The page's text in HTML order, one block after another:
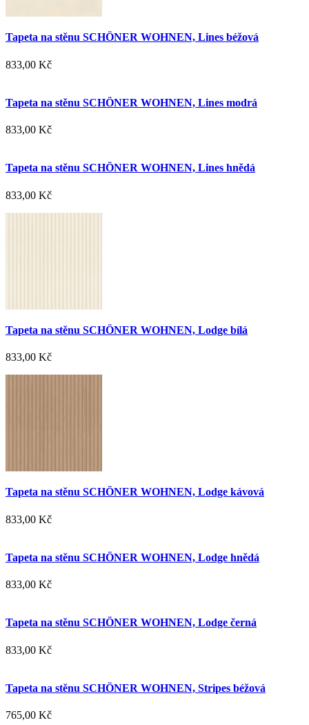
Tapeta na stěnu SCHÖNER WOHNEN, Lines béžová
833,00 Kč
Tapeta na stěnu SCHÖNER WOHNEN, Lines modrá
833,00 Kč
Tapeta na stěnu SCHÖNER WOHNEN, Lines hnědá
833,00 Kč
Tapeta na stěnu SCHÖNER WOHNEN, Lodge bílá
833,00 Kč
Tapeta na stěnu SCHÖNER WOHNEN, Lodge kávová
833,00 Kč
Tapeta na stěnu SCHÖNER WOHNEN, Lodge hnědá
833,00 Kč
Tapeta na stěnu SCHÖNER WOHNEN, Lodge černá
833,00 Kč
Tapeta na stěnu SCHÖNER WOHNEN, Stripes béžová
765,00 Kč